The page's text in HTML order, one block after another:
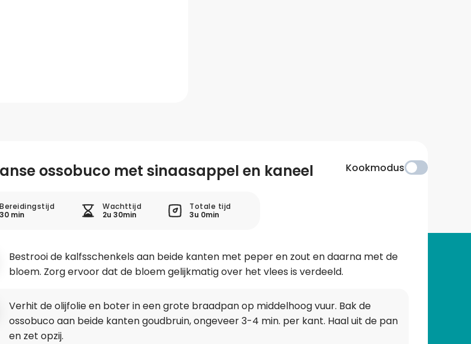
ossobuco met sinaasappel en kaneel Kookmodus
Bereidingstijd
30 min
Wachttijd
2u 30min
Totale tijd
3u 0min
Bestrooi de kalfsschenkels aan beide kanten met peper en zout en daarna met de
bloem. Zorg ervoor dat de bloem gelijkmatig over het vlees is verdeeld.
Verhit de olijfolie en boter in een grote braadpan op middelhoog vuur. Bak de
ossobuco aan beide kanten goudbruin, ongeveer 3-4 min. per kant. Haal uit de pan
en zet opzij.